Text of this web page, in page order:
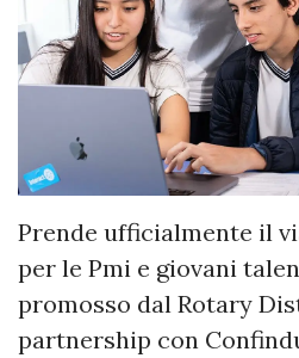
Prende ufficialmente il
per le Pmi e giovani
promosso dal Rotary
partnership con